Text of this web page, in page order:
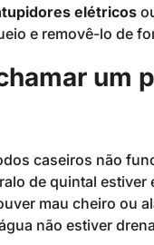
elétricos
e removê-lo de
um
caseiros não
de quintal
mau cheiro ou
não estiver